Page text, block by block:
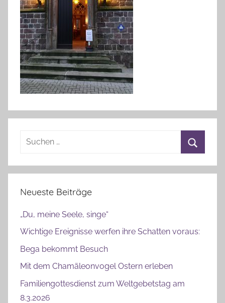
n
L
i
n
d
a
u
Suchen
Neueste Beiträge
„Du, meine Seele, singe“
Wichtige Ereignisse werfen ihre Schatten voraus:
Bega bekommt Besuch
Mit dem Chamäleonvogel Ostern erleben
Familiengottesdienst zum Weltgebetstag am
8.3.2026